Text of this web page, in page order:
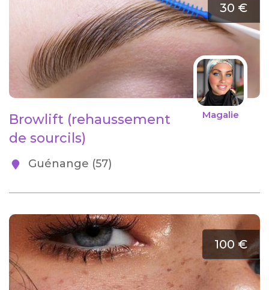
30 €
Magalie
Browlift (rehaussement
de sourcils)
Guénange (57)
100 €